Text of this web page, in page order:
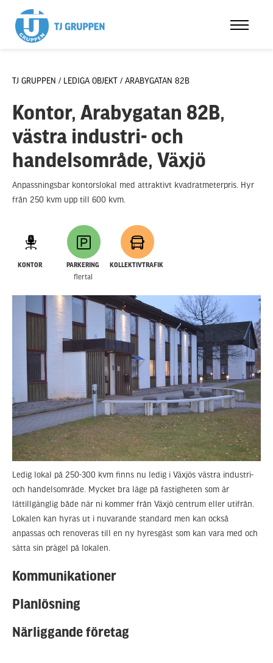
TJ GRUPPEN / LEDIGA OBJEKT / ARABYGATAN 82B
Kontor, Arabygatan 82B,
västra industri- och
handelsområde, Växjö
Anpassningsbar kontorslokal med attraktivt kvadratmeterpris. Hyr
från 250 kvm upp till 600 kvm.
KONTOR PARKERING
flertal
KOLLEKTIVTRAFIK
Ledig lokal på 250-300 kvm finns nu ledig i Växjös västra industri-
och handelsområde. Mycket bra läge på fastigheten som är
lättillgänglig både när ni kommer från Växjö centrum eller utifrån.
Lokalen kan hyras ut i nuvarande standard men kan också
anpassas och renoveras till en ny hyresgäst som kan vara med och
sätta sin prägel på lokalen.
Kommunikationer
Planlösning
Närliggande företag